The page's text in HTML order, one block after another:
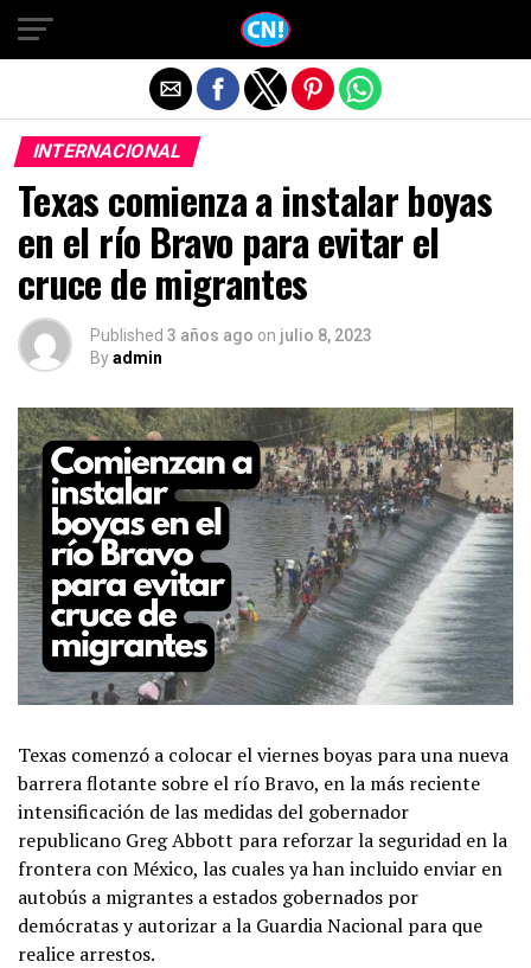
INTERNACIONAL
Texas comienza a instalar boyas
en el río Bravo para evitar el
cruce de migrantes
Published 3 años ago on julio 8, 2023
Byadmin
Texas comenzó a colocar el viernes boyas para una nueva
barrera flotante sobre el río Bravo, en la más reciente
intensificación de las medidas del gobernador
republicano Greg Abbott para reforzar la seguridad en la
frontera con México, las cuales ya han incluido enviar en
autobús a migrantes a estados gobernados por
demócratas y autorizar a la Guardia Nacional para que
realice arrestos.
Salir de la versión móvil